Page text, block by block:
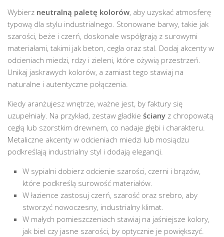
Wybierz neutralną paletę kolorów, aby uzyskać atmosferę
typową dla stylu industrialnego. Stonowane barwy, takie jak
szarości, beże i czerń, doskonale współgrają z surowymi
materiałami, takimi jak beton, cegła oraz stal. Dodaj akcenty w
odcieniach miedzi, rdzy i zieleni, które ożywią przestrzeń.
Unikaj jaskrawych kolorów, a zamiast tego stawiaj na
naturalne i autentyczne połączenia.
Kiedy aranżujesz wnętrze, ważne jest, by faktury się
uzupełniały. Na przykład, zestaw gładkie ściany z chropowatą
cegłą lub szorstkim drewnem, co nadaje głębi i charakteru.
Metaliczne akcenty w odcieniach miedzi lub mosiądzu
podkreślają industrialny styl i dodają elegancji.
W sypialni dobierz odcienie szarości, czerni i brązów,
które podkreślą surowość materiałów.
W łazience zastosuj czerń, szarość oraz srebro, aby
stworzyć nowoczesny, industrialny klimat.
W małych pomieszczeniach stawiaj na jaśniejsze kolory,
jak biel czy jasne szarości, by optycznie je powiększyć.